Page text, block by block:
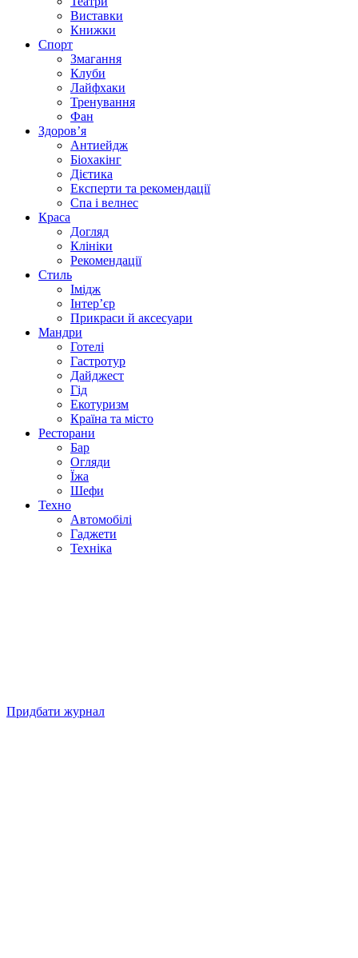
Виставки
Книжки
Спорт
Змагання
Клуби
Лайфхаки
Тренування
Фан
Здоров’я
Антиейдж
Біохакінг
Дієтика
Експерти та рекомендації
Спа i велнес
Краса
Догляд
Клініки
Рекомендації
Стиль
Імідж
Інтер’єр
Прикраси й аксесуари
Мандри
Готелі
Гастротур
Дайджест
Гід
Екотуризм
Країна та місто
Ресторани
Бар
Огляди
Їжа
Шефи
Техно
Автомобілі
Гаджети
Техніка
Придбати журнал